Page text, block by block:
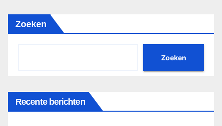
Zoeken
Zoeken
Recente berichten